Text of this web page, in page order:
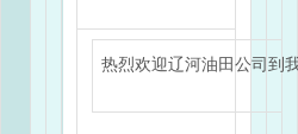
热烈欢迎辽河油田公司到